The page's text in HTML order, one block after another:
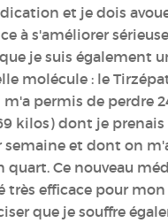
et je dois
à s'améliorer
je suis également
molécule : le
permis de perdre
kilos) dont je prenais
semaine et dont on
quart. Ce nouveau
très efficace pour
que je souffre